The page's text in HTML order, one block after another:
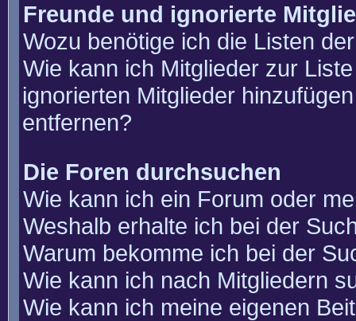
Freunde und ignorierte
Wozu benötige ich die Listen
Wie kann ich Mitglieder zur
ignorierten Mitglieder
entfernen?
Die Foren durchsuchen
Wie kann ich ein Forum oder
Weshalb erhalte ich bei der
Warum bekomme ich bei der
Wie kann ich nach Mitgliedern
Wie kann ich meine eigenen